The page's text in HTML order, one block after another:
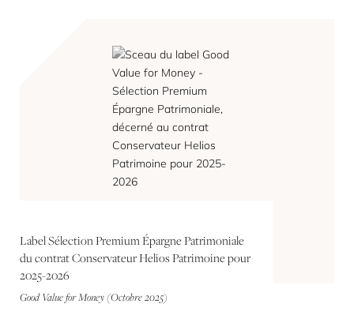
Label Sélection Premium Épargne Patrimoniale
du contrat Conservateur Helios Patrimoine pour
2025-2026
Good Value for Money (Octobre 2025)